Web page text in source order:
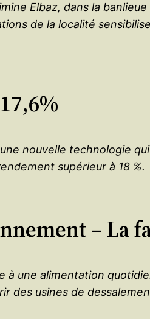
Elbaz, dans la banlieue
de la localité
nouvelle technologie
supérieur à 18 %.
– La
à une alimentation
des usines de